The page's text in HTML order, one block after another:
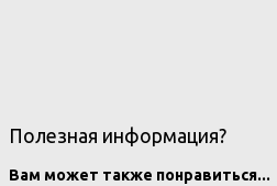
Полезная информация?
Вам может также понравиться...